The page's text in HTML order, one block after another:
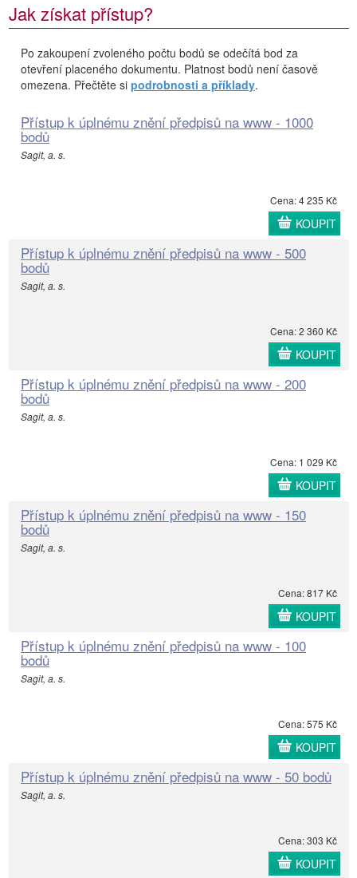
Jak získat přístup?
Po zakoupení zvoleného počtu bodů se odečítá bod za
otevření placeného dokumentu. Platnost bodů není časově
omezena. Přečtěte si podrobnosti a příklady.
Přístup k úplnému znění předpisů na www - 1000
bodů
Sagit, a. s.
Cena: 4 235 Kč
KOUPIT
Přístup k úplnému znění předpisů na www - 500
bodů
Sagit, a. s.
Cena: 2 360 Kč
KOUPIT
Přístup k úplnému znění předpisů na www - 200
bodů
Sagit, a. s.
Cena: 1 029 Kč
KOUPIT
Přístup k úplnému znění předpisů na www - 150
bodů
Sagit, a. s.
Cena: 817 Kč
KOUPIT
Přístup k úplnému znění předpisů na www - 100
bodů
Sagit, a. s.
Cena: 575 Kč
KOUPIT
Přístup k úplnému znění předpisů na www - 50 bodů
Sagit, a. s.
Cena: 303 Kč
KOUPIT